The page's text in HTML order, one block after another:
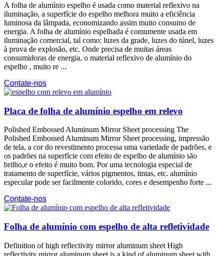
A folha de alumínio espelho é usada como material reflexivo na
iluminação, a superfície do espelho melhora muito a eficiência
luminosa da lâmpada, economizando assim muito consumo de
energia. A folha de alumínio espelhada é comumente usada em
iluminação comercial, tal como: luzes da grade, luzes do túnel, luzes
à prova de explosão, etc. Onde precisa de muitas áreas
consumidoras de energia, o material reflexivo de alumínio do
espelho , muito re ...
Contate-nos
Placa de folha de alumínio espelho em relevo
Polished Embossed Aluminum Mirror Sheet processing The
Polished Embossed Aluminum Mirror Sheet processing, impressão
de tela, a cor do revestimento processa uma variedade de padrões, e
os padrões na superfície com efeito de espelho de alumínio são
brilho,e o efeito é muito bom. Por uma tecnologia especial de
tratamento de superfície, vários pigmentos, tintas, etc. alumínio
especular pode ser facilmente colorido, cores e desempenho forte ...
Contate-nos
Folha de alumínio com espelho de alta refletividade
Definition of high reflectivity mirror aluminum sheet High
reflectivity mirror aluminum sheet is a kind of aluminum sheet with